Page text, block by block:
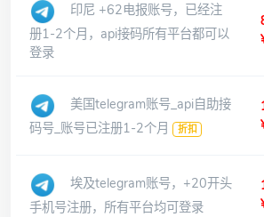
印尼 +62电报账号，已经注
册1-2个月，api接码所有平台都可以
登录
美国telegram账号_api自助接
码号_账号已注册1-2个月 折扣
埃及telegram账号，+20开头
手机号注册，所有平台均可登录